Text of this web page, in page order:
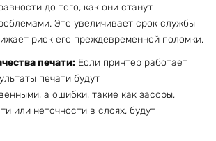
до того, как они станут
Это увеличивает срок службы
риск его преждевременной поломки.
печати: Если принтер работает
печати будут
а ошибки, такие как засоры,
или неточности в слоях, будут